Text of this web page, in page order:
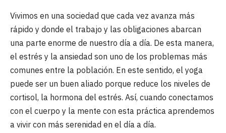
Vivimos en una sociedad que cada vez avanza más
rápido y donde el trabajo y las obligaciones abarcan
una parte enorme de nuestro día a día. De esta manera,
el estrés y la ansiedad son uno de los problemas más
comunes entre la población. En este sentido, el yoga
puede ser un buen aliado porque reduce los niveles de
cortisol, la hormona del estrés. Así, cuando conectamos
con el cuerpo y la mente con esta práctica aprendemos
a vivir con más serenidad en el día a día.